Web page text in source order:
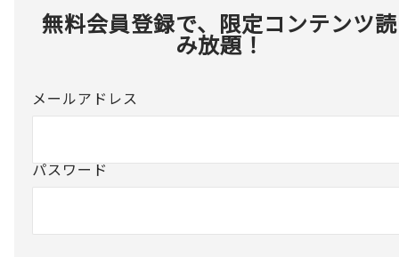
無料会員登録で、限定コンテンツ読
み放題！
メールアドレス
パスワード